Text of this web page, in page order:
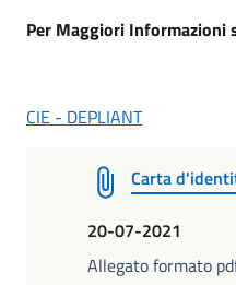
Per Maggiori Informazioni
CIE - DEPLIANT
Carta
20-07-2021
Allegato formato